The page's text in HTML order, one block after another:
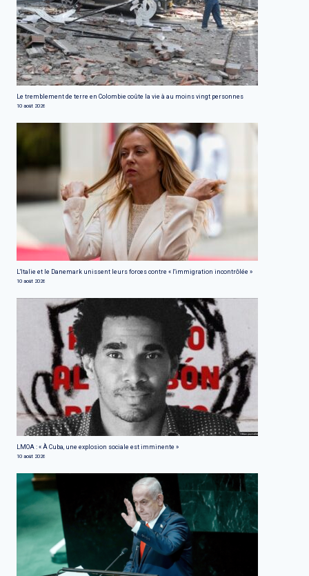
Le tremblement de terre en Colombie coûte la vie à au moins vingt personnes
10 août 2026
L'Italie et le Danemark unissent leurs forces contre « l'immigration incontrôlée »
10 août 2026
LMOA : « À Cuba, une explosion sociale est imminente »
10 août 2026